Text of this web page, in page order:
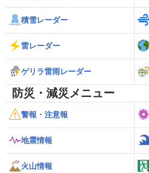
積雪レーダー
雷レーダー
ゲリラ雷雨レーダー
防災・減災メニュー
警報・注意報
地震情報
火山情報